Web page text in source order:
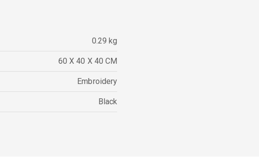
0.29 kg
60 X 40 X 40 CM
Embroidery
Black